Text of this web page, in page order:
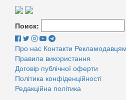
Поиск:
Про нас Контакти Рекламодавцям
Правила використання
Договір публічної оферти
Політика конфіденційності
Редакційна політика